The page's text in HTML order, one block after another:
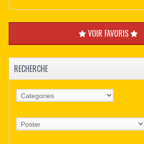
VOIR FAVORIS
RECHERCHE